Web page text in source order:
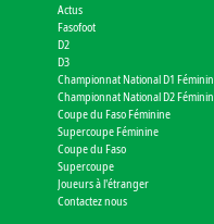
Actus
Fasofoot
D2
D3
Championnat National D1 Féminin
Championnat National D2 Féminin
Coupe du Faso Féminine
Supercoupe Féminine
Coupe du Faso
Supercoupe
Joueurs à l'étranger
Contactez nous